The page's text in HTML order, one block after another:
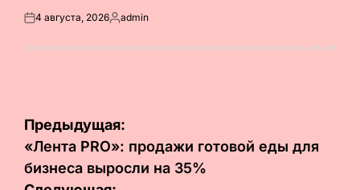
Опубликовано
4 августа, 2026Запись
admin
Навигация
по
записям
Предыдущая:
«Лента PRO»: продажи готовой еды для
бизнеса выросли на 35%